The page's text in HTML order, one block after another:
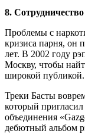
8.
Проблемы с
кризиса парня, он
лет. В 2002 году
Москву, чтобы
широкой публикой.
Треки Басты
который пригласил
объединения
дебютный альбом